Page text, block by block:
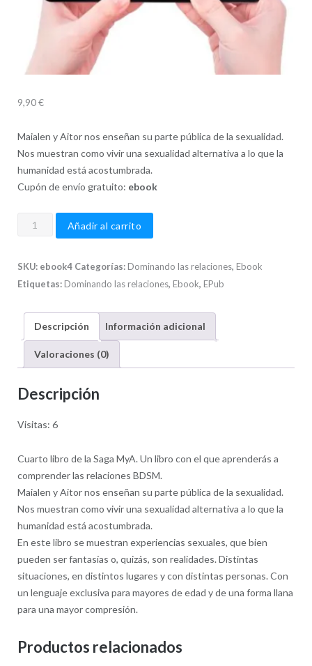
9,90€
Maialen y Aitor nos enseñan su parte pública de la sexualidad.
Nos muestran como vivir una sexualidad alternativa a lo que la
humanidad está acostumbrada.
Cupón de envío gratuito: ebook
Saga
Dominando
las
Ebook
cantidad
Añadir al carrito
SKU: ebook4 Categorías: Dominando las relaciones, Ebook
Etiquetas: Dominando las relaciones, Ebook, EPub
Descripción Información adicional
Valoraciones (0)
Descripción
Visitas: 6
Cuarto libro de la Saga MyA. Un libro con el que aprenderás a
comprender las relaciones BDSM.
Maialen y Aitor nos enseñan su parte pública de la sexualidad.
Nos muestran como vivir una sexualidad alternativa a lo que la
humanidad está acostumbrada.
En este libro se muestran experiencias sexuales, que bien
pueden ser fantasías o, quizás, son realidades. Distintas
situaciones, en distintos lugares y con distintas personas. Con
un lenguaje exclusiva para mayores de edad y de una forma llana
para una mayor compresión.
Productos relacionados